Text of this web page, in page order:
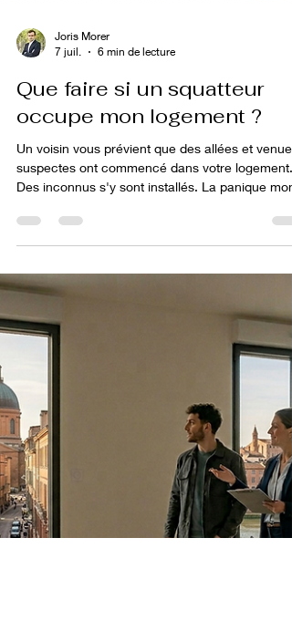
Joris Morer
7 juil.
6 min de lecture
Que faire si un squatteur
occupe mon logement ?
Un voisin vous prévient que des allées et venues
mais votre première réaction ne doit surtout pas
être de forcer la porte, de couper l'eau ou de
menacer les occupants. Ces gestes, même
compréhensibles, sont illégaux et peuvent se
retourner contre vous. Depuis les réformes de
bien mieux les propriétaires : la procédure
administrative acc